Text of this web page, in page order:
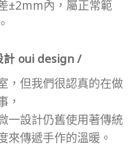
±2mm內，屬正常範
計 oui design /
，但我們很認真的在做
，
一設計仍舊使用著傳統
來傳遞手作的溫暖。